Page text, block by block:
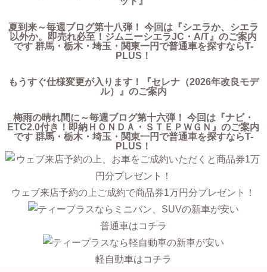
夏到来～毎週ブログ第十八弾！ 今回は『シエラか、シエラ
以外か。即売れ必至！ジムニーシエラJC・A/T』のご案内
です 群馬・栃木・埼玉・関東一円で普通車を探すならT-
PLUS！
もうすぐ仕様変更が入ります！『セレナ（2026年改良モデ
ル）』のご案内
梅雨の晴れ間に～毎週ブログ第十六弾！ 今回は『ナビ・
ETC2.0付き！即納ＨＯＮＤＡ・ＳＴＥＰＷＧＮ』のご案内
です 群馬・栃木・埼玉・関東一円で普通車を探すならT-
PLUS！
ウェブ来店予約の上ご成約で商品券1万円分プレゼント！
普通車はコチラ
軽自動車はコチラ